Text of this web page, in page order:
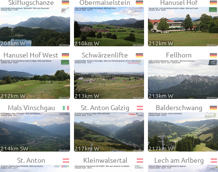
Skiflugschanze
208km W
Obermaiselstein
210km W
Hanusel Hof
212km W
Hanusel Hof West
212km W
Schwärzenlifte
213km W
Fellhorn
213km W
Mals Vinschgau
214km SW
St. Anton Galzig
217km W
Balderschwang
217km W
St. Anton Kleinwalsertal Lech am Arlberg